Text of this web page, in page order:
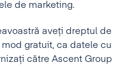
de marketing.
aveți dreptul de
gratuit, ca datele cu
către Ascent Group